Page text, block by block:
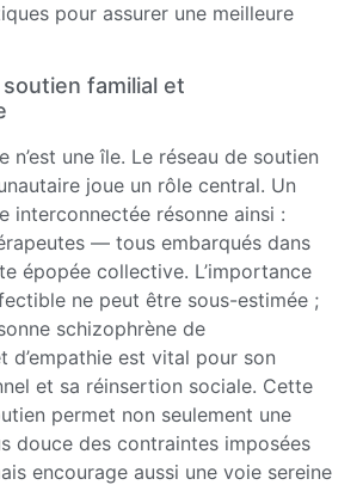
pour assurer une meilleure
familial et
n’est une île. Le réseau de soutien
joue un rôle central. Un
interconnectée résonne ainsi :
— tous embarqués dans
épopée collective. L’importance
ne peut être sous-estimée ;
schizophrène de
d’empathie est vital pour son
et sa réinsertion sociale. Cette
permet non seulement une
douce des contraintes imposées
encourage aussi une voie sereine